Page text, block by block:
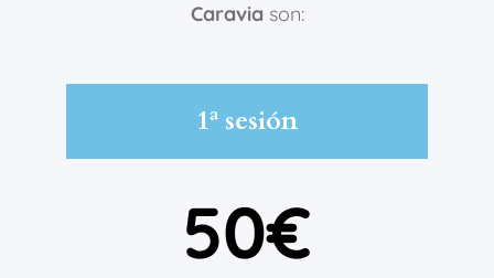
Caravia son:
1ª sesión
50€